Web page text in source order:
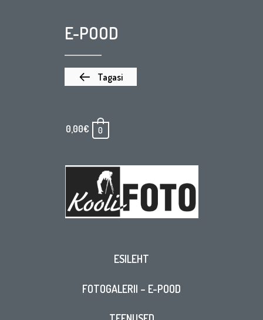
E-POOD
Tagasi
0,00€ 0
ESILEHT
FOTOGALERII – E-POOD